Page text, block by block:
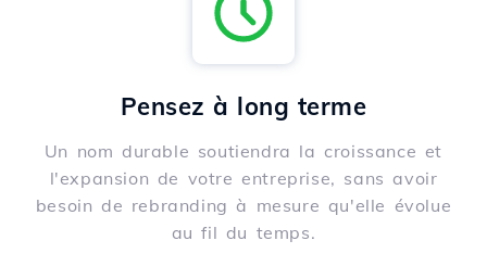
Pensez à long terme
Un nom durable soutiendra la croissance et
l'expansion de votre entreprise, sans avoir
besoin de rebranding à mesure qu'elle évolue
au fil du temps.